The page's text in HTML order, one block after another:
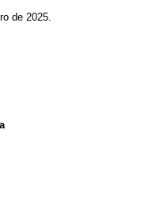
de 2025